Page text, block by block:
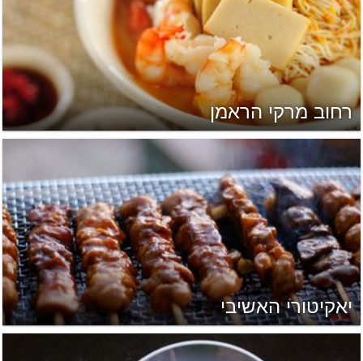
רחוב מרקי הראמן
יאקיטורי האשיבי